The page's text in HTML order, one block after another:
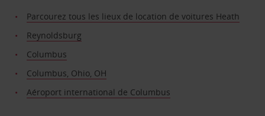
Parcourez tous les lieux de location de voitures Heath
Reynoldsburg
Columbus
Columbus, Ohio, OH
Aéroport international de Columbus